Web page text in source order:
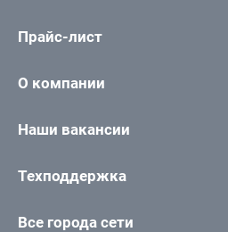
Прайс-лист
О компании
Наши вакансии
Техподдержка
Все города сети